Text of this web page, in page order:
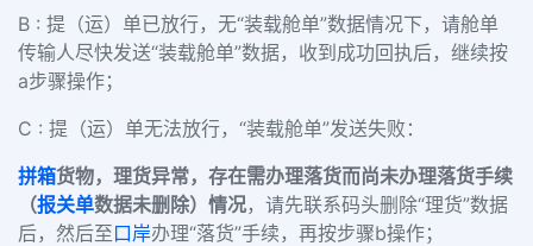
B : 提（运）单已放行，无“装载舱单”数据情况下，请舱单
传输人尽快发送“装载舱单”数据，收到成功回执后，继续按
a步骤操作；
C : 提（运）单无法放行，“装载舱单”发送失败：
拼箱货物，理货异常，存在需办理落货而尚未办理落货手续
（报关单数据未删除）情况，请先联系码头删除“理货”数据
后，然后至口岸办理“落货”手续，再按步骤b操作；